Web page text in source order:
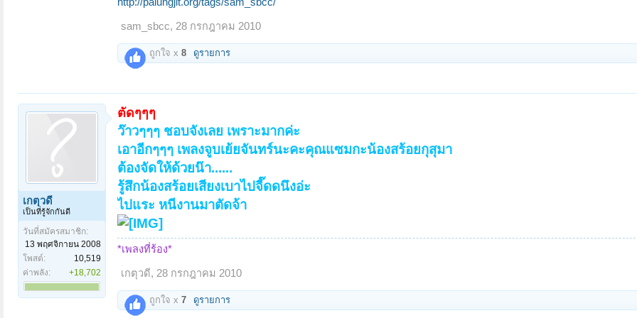
http://palungjit.org/tags/sam_sbcc/
sam_sbcc, 28 กรกฎาคม 2010
ถูกใจ x 8 ดูรายการ
เกตุวดี
เป็นที่รู้จักกันดี
วันที่สมัครสมาชิก:
13 พฤศจิกายน 2008
โพสต์:
10,519
ค่าพลัง:
+18,702
ตัดๆๆๆ
ว๊าวๆๆๆ ชอบจังเลย เพราะมากค่ะ
เอาอีกๆๆๆ เพลงจูบเย้ยจันทร์นะคะคุณแซมกะน้องสร้อยกุสุมา
ต้องจัดให้ด้วยน๊า......
รู้สึกน้องสร้อยเสียงเบาไปจี๊ดดนึงอ่ะ
ไปแระ หนีงานมาตัดจ้า
*เพลงที่ร้อง*
เกตุวดี, 28 กรกฎาคม 2010
ถูกใจ x 7 ดูรายการ